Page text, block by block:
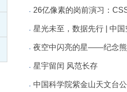
26亿像素的岗前演习：
星光未至，数据先行 | 中
夜空中闪亮的星——纪念熊
星宇留闰 风范长存
中国科学院紫金山天文台